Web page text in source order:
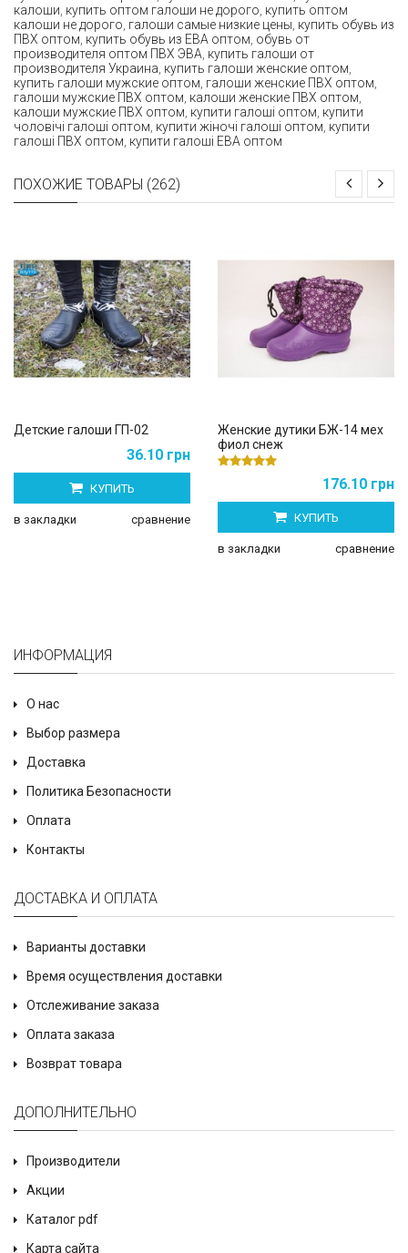
калоши купить оптом галоши не дорого купить оптом
калоши не дорого галоши самые низкие цены купить обувь из
ПВХ оптом купить обувь из ЕВА оптом обувь от
производителя оптом ПВХ ЭВА купить галоши от
производителя Украина купить галоши женские оптом
купить галоши мужские оптом галоши женские ПВХ оптом
галоши мужские ПВХ оптом калоши женские ПВХ оптом
калоши мужские ПВХ оптом купити галоші оптом купити
чоловічі галоші оптом купити жіночі галоші оптом купити
галоші ПВХ оптом купити галоші ЕВА оптом
ПОХОЖИЕ ТОВАРЫ (262)
Детские галоши ГП-02
36.10 грн
КУПИТЬ
в закладки сравнение
Женские дутики БЖ-14 мех
фиол снеж
176.10 грн
КУПИТЬ
в закладки сравнение
ИНФОРМАЦИЯ
О нас
Выбор размера
Доставка
Политика Безопасности
Оплата
Контакты
ДОСТАВКА И ОПЛАТА
Варианты доставки
Время осуществления доставки
Отслеживание заказа
Оплата заказа
Возврат товара
ДОПОЛНИТЕЛЬНО
Производители
Акции
Каталог pdf
Карта сайта